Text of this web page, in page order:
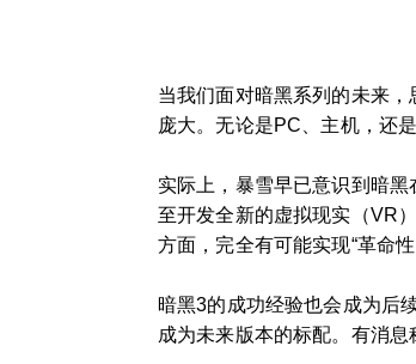
当我们面对暗黑系列的未来
庞大。无论是PC、主机，还
实际上，暴雪早已意识到暗
至开发全新的虚拟现实（VR
方面，完全有可能实现“革命性
暗黑3的成功经验也会成为后
成为未来版本的标配。有消息